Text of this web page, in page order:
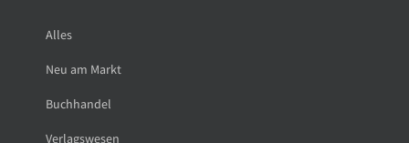
Alles
Neu am Markt
Buchhandel
Verlagswesen